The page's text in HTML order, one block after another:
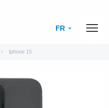
FR
Iphone 15